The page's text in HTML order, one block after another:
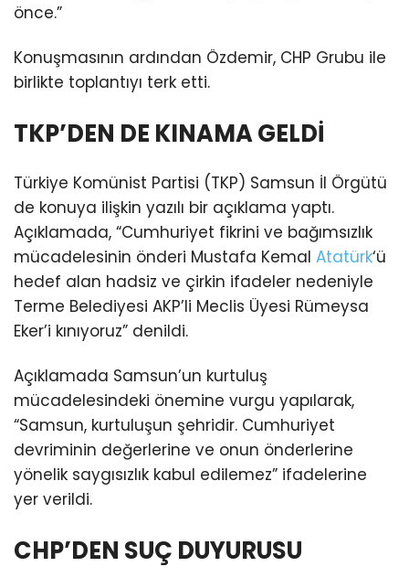
önce.”
Konuşmasının ardından Özdemir, CHP Grubu ile
birlikte toplantıyı terk etti.
TKP’DEN DE KINAMA GELDİ
Türkiye Komünist Partisi (TKP) Samsun İl Örgütü
de konuya ilişkin yazılı bir açıklama yaptı.
Açıklamada, “Cumhuriyet fikrini ve bağımsızlık
mücadelesinin önderi Mustafa Kemal Atatürk‘ü
hedef alan hadsiz ve çirkin ifadeler nedeniyle
Terme Belediyesi AKP’li Meclis Üyesi Rümeysa
Eker’i kınıyoruz” denildi.
Açıklamada Samsun’un kurtuluş
mücadelesindeki önemine vurgu yapılarak,
“Samsun, kurtuluşun şehridir. Cumhuriyet
devriminin değerlerine ve onun önderlerine
yönelik saygısızlık kabul edilemez” ifadelerine
yer verildi.
CHP’DEN SUÇ DUYURUSU